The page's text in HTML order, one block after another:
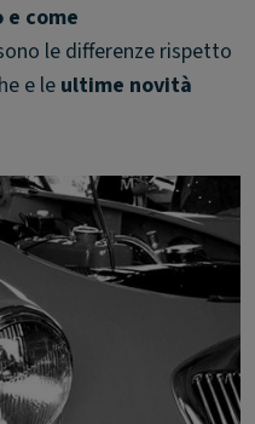
e come
le differenze rispetto
e le ultime novità